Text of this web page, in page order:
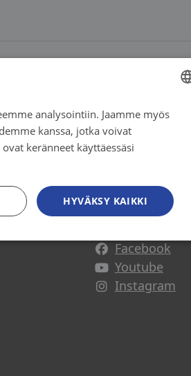
jäi sotejärjestöjen
Facebook
Avautuu uuteen
Youtube
Avautuu uuteen
Instagram
Avautuu uuteen
FINNISH
analysointiin. Jaamme myös
kanssa, jotka voivat
keränneet käyttäessäsi
HYVÄKSY KAIKKI